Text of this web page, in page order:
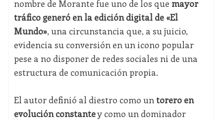
nombre de Morante fue uno de los que mayor
tráfico generó en la edición digital de «El
Mundo», una circunstancia que, a su juicio,
evidencia su conversión en un icono popular
pese a no disponer de redes sociales ni de una
estructura de comunicación propia.
El autor definió al diestro como untorero en
evolución constantey como un dominador